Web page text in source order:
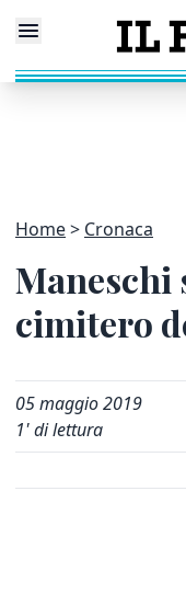
Home Cronaca
Maneschi
cimitero
05 maggio 2019
1' di lettura